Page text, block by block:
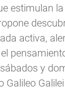
estimulan
activa,
y
Galileo